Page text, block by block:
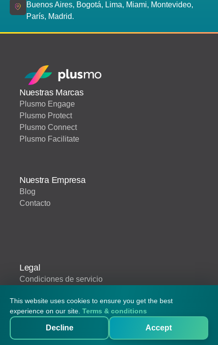
Buenos Aires, Bogotá, Lima, Miami, Montevideo,
París, Madrid.
Nuestras Marcas
Plusmo Engage
Plusmo Protect
Plusmo Connect
Plusmo Facilitate
Nuestra Empresa
Blog
Contacto
Legal
Condiciones de servicio
© 2026 Plusmo. Todos los derechos
reservados
This website uses cookies to ensure you get the best
experience on our site. Terms & conditions
Decline Accept